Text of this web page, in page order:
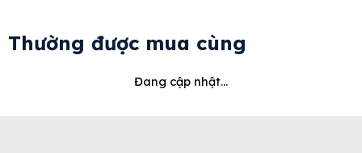
Thường được mua cùng
Đang cập nhật...